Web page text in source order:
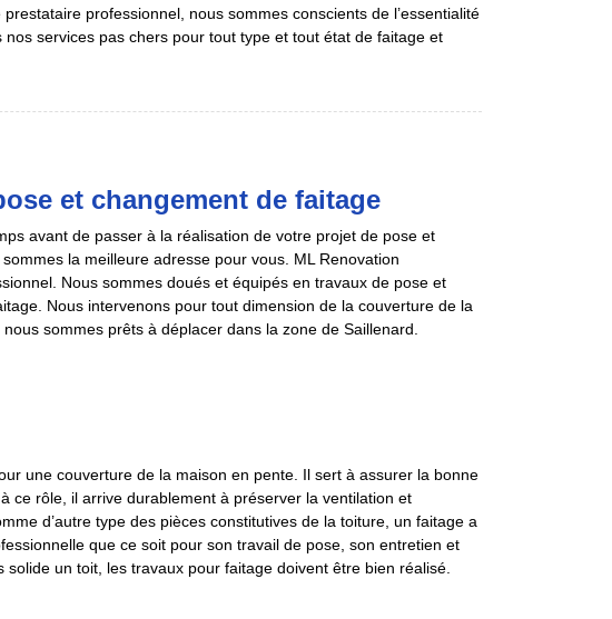
professionnel, nous sommes conscients de l’essentialité
services pas chers pour tout type et tout état de faitage et
et changement de faitage
avant de passer à la réalisation de votre projet de pose et
la meilleure adresse pour vous. ML Renovation
Nous sommes doués et équipés en travaux de pose et
Nous intervenons pour tout dimension de la couverture de la
sommes prêts à déplacer dans la zone de Saillenard.
une couverture de la maison en pente. Il sert à assurer la bonne
ce rôle, il arrive durablement à préserver la ventilation et
d’autre type des pièces constitutives de la toiture, un faitage a
que ce soit pour son travail de pose, son entretien et
un toit, les travaux pour faitage doivent être bien réalisé.